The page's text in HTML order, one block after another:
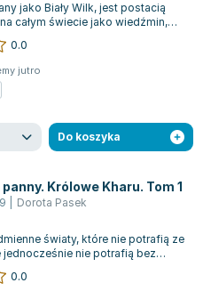
jako Biały Wilk, jest postacią
całym świecie jako wiedźmin,
zaangażowaniem...
0.0
jutro
Do koszyka
Królowe Kharu. Tom 1
Dorota Pasek
światy, które nie potrafią ze
jednocześnie nie potrafią bez
na kurs...
0.0